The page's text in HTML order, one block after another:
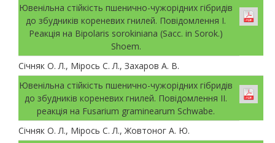
Ювенільна стійкість пшенично-чужорідних гібридів
до збудників кореневих гнилей. Повідомлення І.
Реакція на Bipolaris sorokiniana (Sacc. in Sorok.)
Shoem.
Січняк О. Л., Мірось С. Л., Захаров А. В.
Ювенільна стійкість пшенично-чужорідних гібридів
до збудників кореневих гнилей. Повідомлення ІІ.
реакція на Fusarium graminearum Schwabe.
Січняк О. Л., Мірось С. Л., Жовтоног А. Ю.